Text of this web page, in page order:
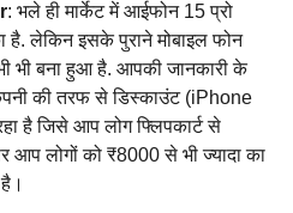
: भले ही मार्केट में आईफोन 15 प्रो
है. लेकिन इसके पुराने मोबाइल फोन
भी बना हुआ है. आपकी जानकारी के
की तरफ से डिस्काउंट (iPhone
है जिसे आप लोग फ्लिपकार्ट से
लोगों को ₹8000 से भी ज्यादा का